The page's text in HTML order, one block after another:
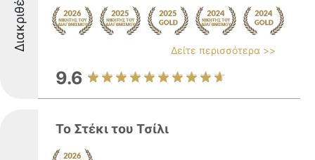
Δείτε περισσότερα >>
9.6
Το Στέκι του Τσίλι